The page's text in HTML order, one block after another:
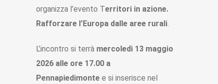
organizza l’evento Territori in azione.
Rafforzare l’Europa dalle aree rurali
L’incontro si terrà mercoledì 13 maggio
2026 alle ore 17.00 a
Pennapiedimonte e si inserisce nel